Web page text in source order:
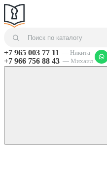
+7 965 003 77 11 — Никита
+7 966 756 88 43 — Михаил